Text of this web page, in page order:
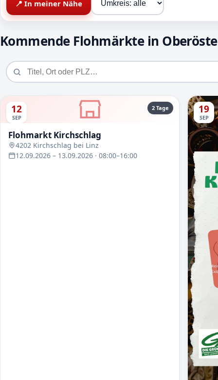
📍 In meiner Nähe
Kommende Flohmärkte in
12
SEP
2 Tage
Flohmarkt Kirchschlag
4202 Kirchschlag bei Linz
12.09.2026 – 13.09.2026 · 08:00–16:00
19
SEP